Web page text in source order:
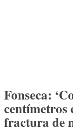
Fonseca:
centímetros
fractura de